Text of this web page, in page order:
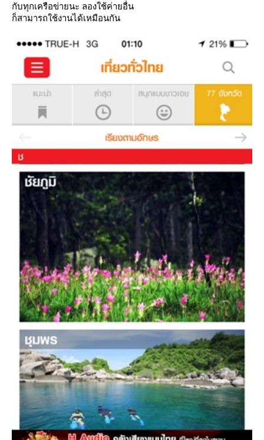
กับทุกเครือข่ายนะ ลองใช้ค่ายอื่น
ก็สามารถใช้งานได้เหมือนกัน